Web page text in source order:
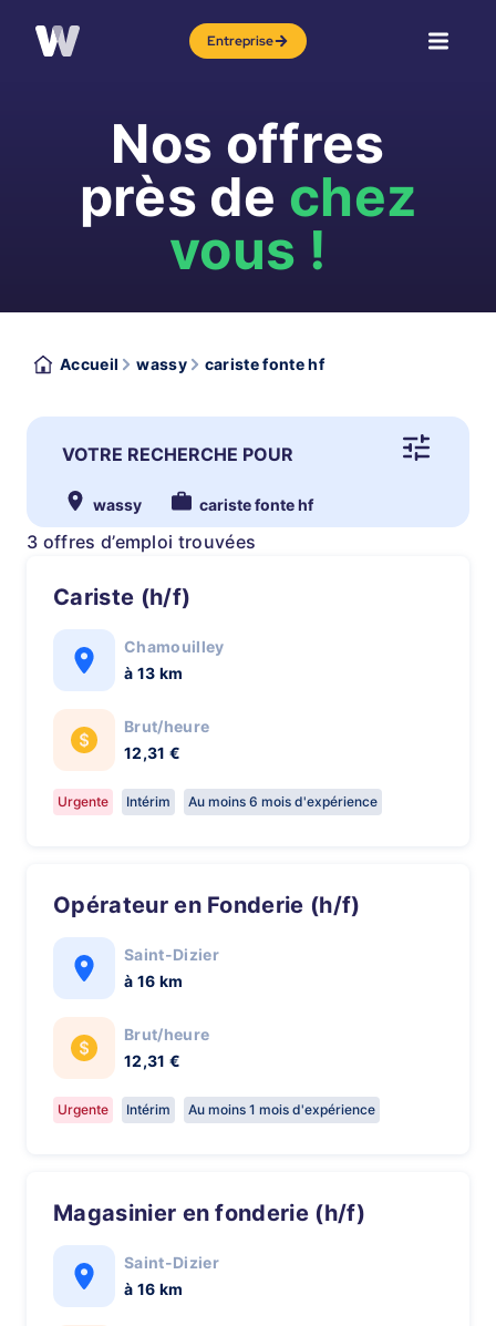
Entreprise
Nos offres
près de chez
vous !
Accueil wassy cariste fonte hf
VOTRE RECHERCHE POUR
wassy cariste fonte hf
3 offres d’emploi trouvées
Cariste (h/f)
Chamouilley
à 13 km
Brut/heure
12,31 €
Urgente Intérim Au moins 6 mois d'expérience
Opérateur en Fonderie (h/f)
Saint-Dizier
à 16 km
Brut/heure
12,31 €
Urgente Intérim Au moins 1 mois d'expérience
Magasinier en fonderie (h/f)
Saint-Dizier
à 16 km